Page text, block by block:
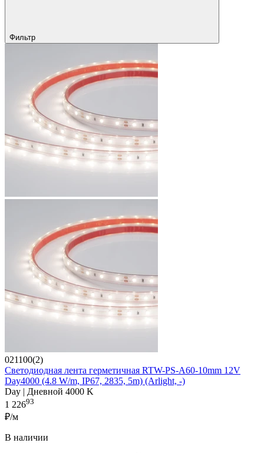
Фильтр
021100(2)
Светодиодная лента герметичная RTW-PS-A60-10mm 12V
Day4000 (4.8 W/m, IP67, 2835, 5m) (Arlight, -)
Day | Дневной 4000 K
1 22693
₽/м
В наличии